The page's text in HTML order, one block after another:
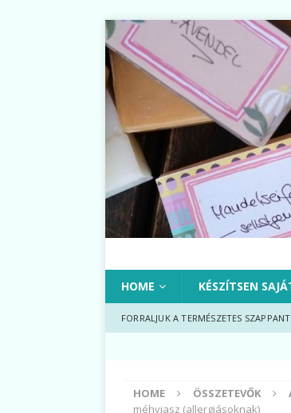
HOME KÉSZÍTSEN
FORRALJUK A TERMÉSZETES SZAPPANT
HOME ÖSSZETEVŐK
méhviasz (allergiásoknak)